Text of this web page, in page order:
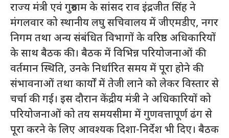
राज्य मंत्री एवं गुरुग्राम के सांसद राव इंद्रजीत सिंह ने
मंगलवार को स्थानीय लघु सचिवालय में जीएमडीए, नगर
निगम तथा अन्य संबंधित विभागों के वरिष्ठ अधिकारियों
के साथ बैठक की। बैठक में विभिन्न परियोजनाओं की
वर्तमान स्थिति, उनके निर्धारित समय में पूरा होने की
संभावनाओं तथा कार्यों में तेजी लाने को लेकर विस्तार से
चर्चा की गई। इस दौरान केंद्रीय मंत्री ने अधिकारियों को
परियोजनाओं को तय समयसीमा में गुणवत्तापूर्ण ढंग से
पूरा करने के लिए आवश्यक दिशा-निर्देश भी दिए। बैठक